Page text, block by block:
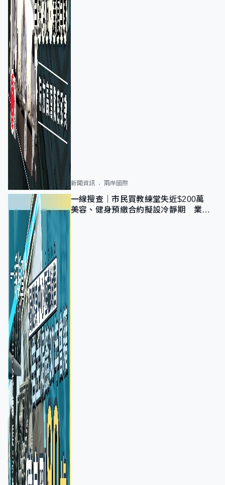
新聞資訊 兩岸國際
一線搜查｜市民買教練堂失近$200萬
美容、健身預繳合約擬設冷靜期 業界